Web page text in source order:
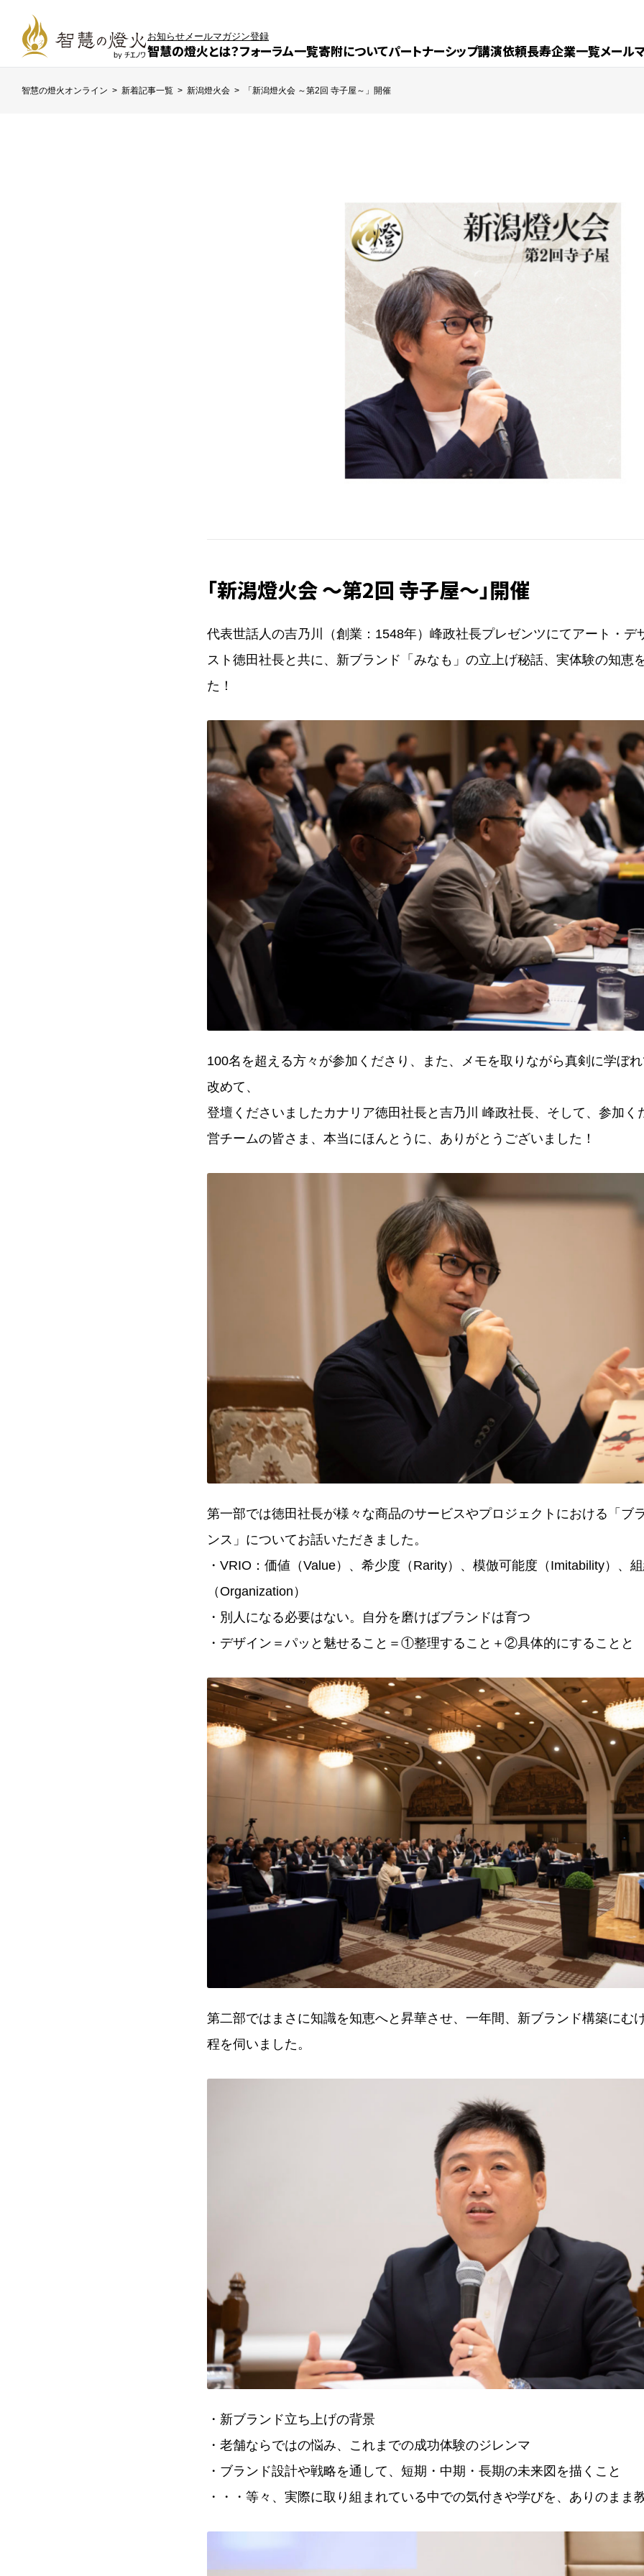
智慧の燈火とは？フォーラム一覧寄附についてパートナーシップ講演依頼長寿企業一覧メール
お知らせメールマガジン登録
智慧の燈火オンライン > 新着記事一覧 > 新潟燈火会 > 「新潟燈火会 ～第2回 寺子屋～」開催
「新潟燈火会 ～第2回 寺子屋～」開催
代表世話人の吉乃川（創業：1548年）峰政社長プレゼンツにてアート・デ
スト徳田社長と共に、新ブランド「みなも」の立上げ秘話、実体験の知恵
た！
100名を超える方々が参加くださり、また、メモを取りながら真剣に学ぼ
改めて、
登壇くださいましたカナリア徳田社長と吉乃川 峰政社長、そして、参加く
営チームの皆さま、本当にほんとうに、ありがとうございました！
第一部では徳田社長が様々な商品のサービスやプロジェクトにおける「ブ
ンス」についてお話いただきました。
・VRIO：価値（Value）、希少度（Rarity）、模倣可能度（Imitability）、
（Organization）
・別人になる必要はない。自分を磨けばブランドは育つ
・デザイン＝パッと魅せること＝①整理すること＋②具体的にすること
第二部ではまさに知識を知恵へと昇華させ、一年間、新ブランド構築にむ
程を伺いました。
・新ブランド立ち上げの背景
・老舗ならではの悩み、これまでの成功体験のジレンマ
・ブランド設計や戦略を通して、短期・中期・長期の未来図を描くこと
・・・等々、実際に取り組まれている中での気付きや学びを、ありのまま